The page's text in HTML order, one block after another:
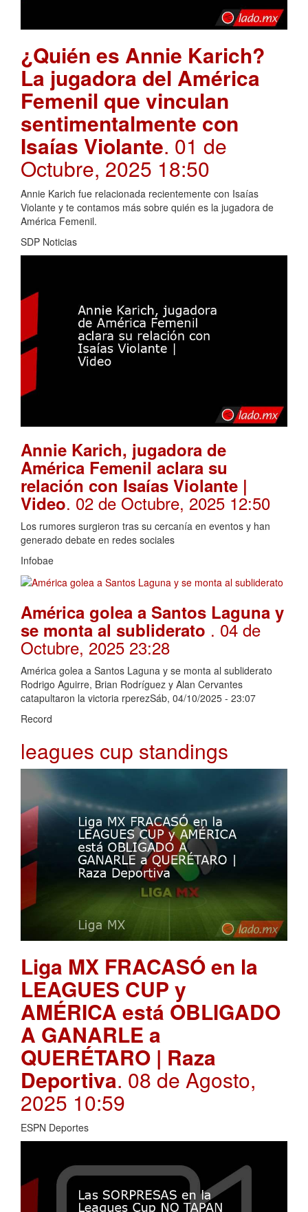
¿Quién es Annie Karich?
La jugadora del América
Femenil que vinculan
sentimentalmente con
Isaías Violante. 01 de
Octubre, 2025 18:50
Annie Karich fue relacionada recientemente con Isaías
Violante y te contamos más sobre quién es la jugadora de
América Femenil.
SDP Noticias
Annie Karich, jugadora de
América Femenil aclara su
relación con Isaías Violante |
Video. 02 de Octubre, 2025 12:50
Los rumores surgieron tras su cercanía en eventos y han
generado debate en redes sociales
Infobae
América golea a Santos Laguna y
se monta al subliderato . 04 de
Octubre, 2025 23:28
América golea a Santos Laguna y se monta al subliderato
Rodrigo Aguirre, Brian Rodríguez y Alan Cervantes
catapultaron la victoria rperezSáb, 04/10/2025 - 23:07
Record
leagues cup standings
Liga MX FRACASÓ en la
LEAGUES CUP y
AMÉRICA está OBLIGADO
A GANARLE a
QUERÉTARO | Raza
Deportiva. 08 de Agosto,
2025 10:59
ESPN Deportes